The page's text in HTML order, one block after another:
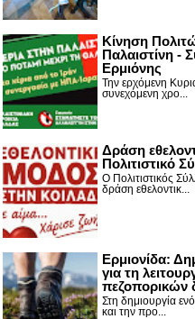
Κίνηση
Παλαιστίνη -
Ερμιόνης
Την ερχόμενη
συνεχόμενη χρο...
Δράση
Πολιτιστικό
Ο Πολιτιστικός
δράση εθελοντικ...
Ερμιονίδα:
για τη
πεζοπορικών
Στη δημιουργία
και την προ...